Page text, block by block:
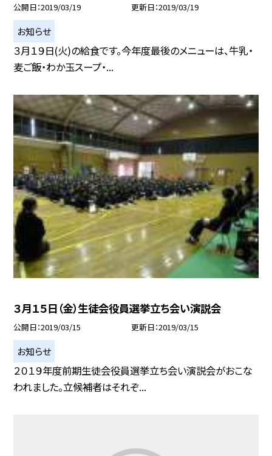
公開日 2019/03/19 更新日 2019/03/19
お知らせ
３月１９日(火)の給食です。今年度最後のメニューは、牛乳・
麦ご飯・わか玉スープ・...
３月１５日（金）生徒会役員選挙立ち会い演説会
公開日 2019/03/15 更新日 2019/03/15
お知らせ
２０１９年度前期生徒会役員選挙立ち会い演説会がおこな
われました。立候補者はそれぞ...